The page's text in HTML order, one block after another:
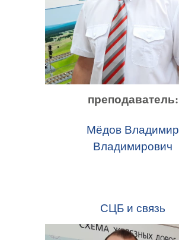
преподаватель:
Мёдов Владимир
Владимирович
СЦБ и связь